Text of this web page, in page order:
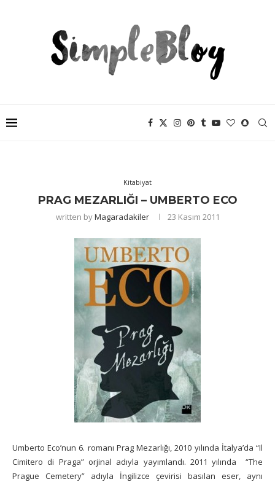
Kitabiyat
PRAG MEZARLIĞI – UMBERTO ECO
written byMagaradakiler 23 Kasım 2011
Umberto Eco’nun 6. romanı Prag Mezarlığı, 2010 yılında İtalya’da “Il
Cimitero di Praga” orjinal adıyla yayımlandı. 2011 yılında “The
Prague Cemetery” adıyla İngilizce çevirisi basılan eser, aynı